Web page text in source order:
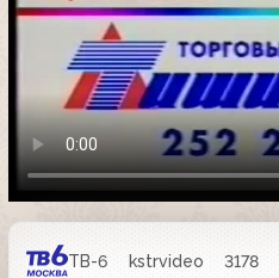
ТВ-6 kstrvideo 3178